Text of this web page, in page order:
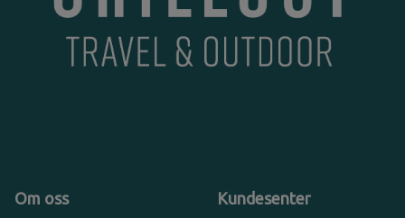
Om oss Kundesenter